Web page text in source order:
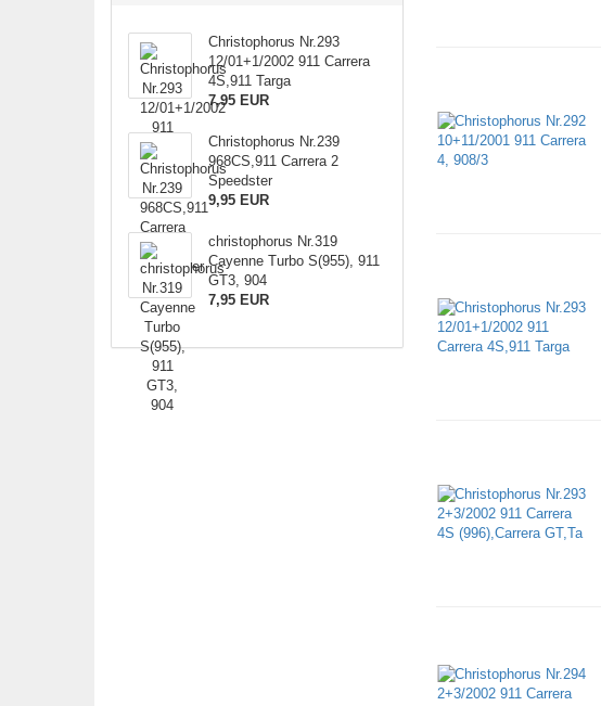
Christophorus Nr.293
12/01+1/2002 911 Carrera
4S,911 Targa
7,95 EUR
Christophorus Nr.239
968CS,911 Carrera 2
Speedster
9,95 EUR
christophorus Nr.319
Cayenne Turbo S(955), 911
GT3, 904
7,95 EUR